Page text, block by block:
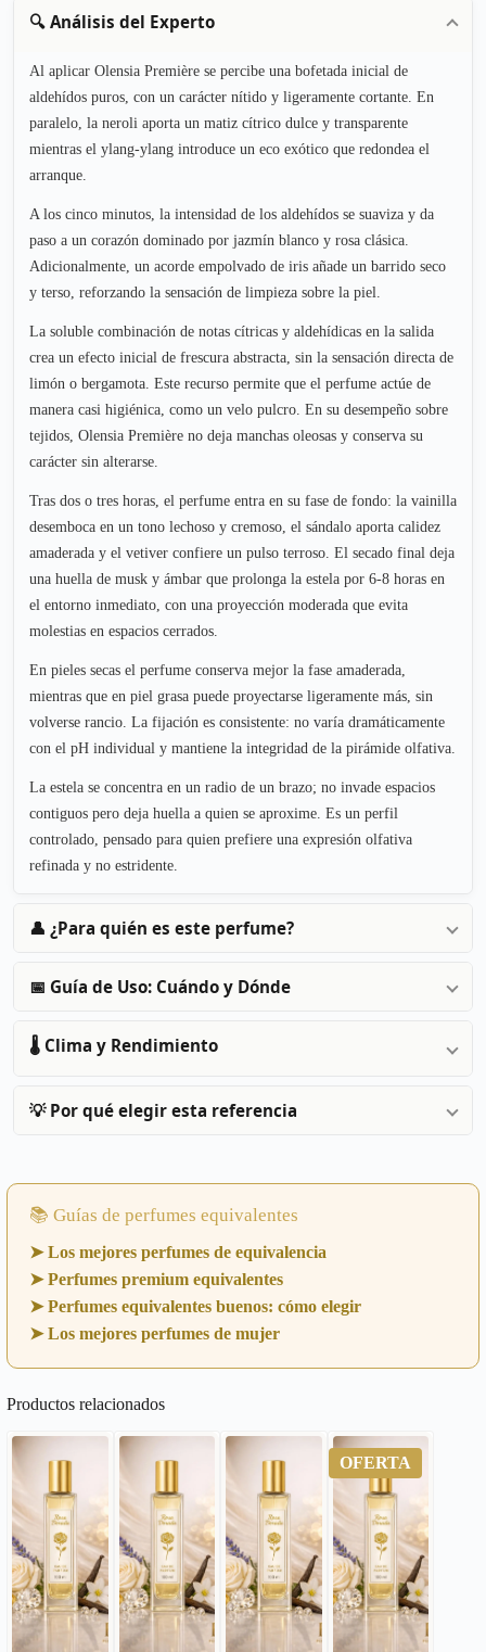
🔍 Análisis del Experto
Al aplicar Olensia Première se percibe una bofetada inicial de
aldehídos puros, con un carácter nítido y ligeramente cortante. En
paralelo, la neroli aporta un matiz cítrico dulce y transparente
mientras el ylang-ylang introduce un eco exótico que redondea el
arranque.
A los cinco minutos, la intensidad de los aldehídos se suaviza y da
paso a un corazón dominado por jazmín blanco y rosa clásica.
Adicionalmente, un acorde empolvado de iris añade un barrido seco
y terso, reforzando la sensación de limpieza sobre la piel.
La soluble combinación de notas cítricas y aldehídicas en la salida
crea un efecto inicial de frescura abstracta, sin la sensación directa de
limón o bergamota. Este recurso permite que el perfume actúe de
manera casi higiénica, como un velo pulcro. En su desempeño sobre
tejidos, Olensia Première no deja manchas oleosas y conserva su
carácter sin alterarse.
Tras dos o tres horas, el perfume entra en su fase de fondo: la vainilla
desemboca en un tono lechoso y cremoso, el sándalo aporta calidez
amaderada y el vetiver confiere un pulso terroso. El secado final deja
una huella de musk y ámbar que prolonga la estela por 6-8 horas en
el entorno inmediato, con una proyección moderada que evita
molestias en espacios cerrados.
En pieles secas el perfume conserva mejor la fase amaderada,
mientras que en piel grasa puede proyectarse ligeramente más, sin
volverse rancio. La fijación es consistente: no varía dramáticamente
con el pH individual y mantiene la integridad de la pirámide olfativa.
La estela se concentra en un radio de un brazo; no invade espacios
contiguos pero deja huella a quien se aproxime. Es un perfil
controlado, pensado para quien prefiere una expresión olfativa
refinada y no estridente.
👤 ¿Para quién es este perfume?
📅 Guía de Uso: Cuándo y Dónde
🌡️ Clima y Rendimiento
💡 Por qué elegir esta referencia
📚 Guías de perfumes equivalentes
➤ Los mejores perfumes de equivalencia
➤ Perfumes premium equivalentes
➤ Perfumes equivalentes buenos: cómo elegir
➤ Los mejores perfumes de mujer
Productos relacionados
OFERTA